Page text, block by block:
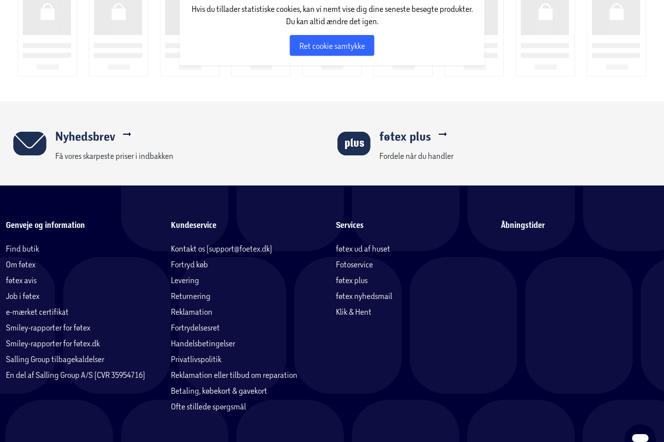
moderne og stilfulde møbler med et omfattende sortiment til stue, soveværelse, hjemmekontor og meget
mere. Hvert møbel er designet til at være holdbart, let at samle og perfekt til at skabe smukke, funktionelle
Maksimal belastning bordplade: 45 kg
Hvis du tillader statistiske cookies, kan vi nemt vise dig dine seneste besøgte produkter.
Du kan altid ændre det igen.
Ret cookie samtykke
Nyhedsbrev
Få vores skarpeste priser i indbakken
føtex plus
Fordele når du handler
Genveje og information
Find butik
Om føtex
føtex avis
Job i føtex
e-mærket certifikat
Smiley-rapporter for føtex
Smiley-rapporter for føtex.dk
Salling Group tilbagekaldelser
En del af Salling Group A/S (CVR 35954716)
Kundeservice
Kontakt os (support@foetex.dk)
Fortryd køb
Levering
Returnering
Reklamation
Fortrydelsesret
Handelsbetingelser
Privatlivspolitik
Reklamation eller tilbud om reparation
Betaling, købekort & gavekort
Ofte stillede spørgsmål
Services
føtex ud af huset
Fotoservice
føtex plus
føtex nyhedsmail
Klik & Hent
Åbningstider